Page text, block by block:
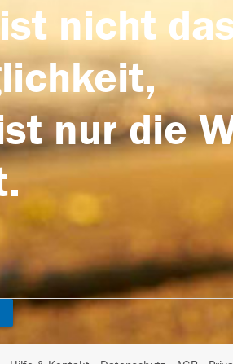
nicht
nur die